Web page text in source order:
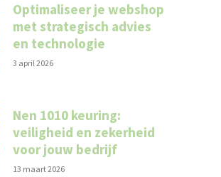
Optimaliseer je webshop
met strategisch advies
en technologie
3 april 2026
Nen 1010 keuring:
veiligheid en zekerheid
voor jouw bedrijf
13 maart 2026